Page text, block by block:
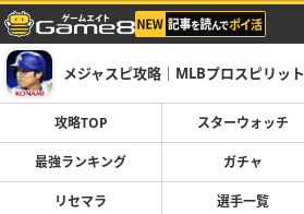
メジャスピ攻略｜MLBプロスピリット
攻略TOP スターウォッチ
最強ランキング ガチャ
リセマラ 選手一覧